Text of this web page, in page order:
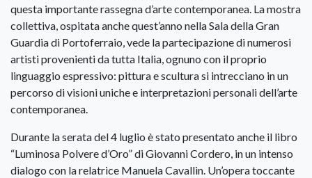
questa importante rassegna d’arte contemporanea. La mostra
collettiva, ospitata anche quest’anno nella Sala della Gran
Guardia di Portoferraio, vede la partecipazione di numerosi
artisti provenienti da tutta Italia, ognuno con il proprio
linguaggio espressivo: pittura e scultura si intrecciano in un
percorso di visioni uniche e interpretazioni personali dell’arte
contemporanea.
Durante la serata del 4 luglio è stato presentato anche il libro
“Luminosa Polvere d’Oro” di Giovanni Cordero, in un intenso
dialogo con la relatrice Manuela Cavallin. Un’opera toccante